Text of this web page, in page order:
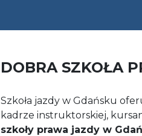
DOBRA SZKOŁA
Szkoła jazdy w Gdańsku
kadrze instruktorskiej,
szkoły prawa jazdy w